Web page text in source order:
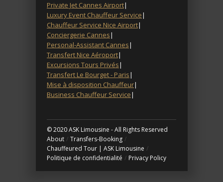
Private Jet Cannes Airport|
Luxury Event Chauffeur Service|
Chauffeur Service Nice Airport|
Conciergerie Cannes|
Personal-Assistant Cannes|
Transfert Nice Aéroport|
Excursions Tours Privés|
Transfert Le Bourget - Paris|
Mise à disposition Chauffeur|
Business Chauffeur Service|
© 2020 ASK Limousine - All Rights Reserved
About / Transfers-Booking /
Chauffeured Tour | ASK Limousine /
Politique de confidentialité / Privacy Policy